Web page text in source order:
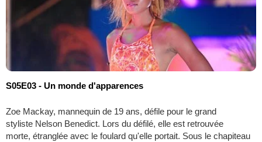
S05E03 - Un monde d'apparences
Zoe Mackay, mannequin de 19 ans, défile pour le grand
styliste Nelson Benedict. Lors du défilé, elle est retrouvée
morte, étranglée avec le foulard qu'elle portait. Sous le chapiteau